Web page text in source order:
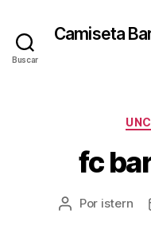
Buscar
Camiseta
fc
Autor
Por istern